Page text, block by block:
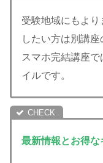
受験地域にもよ
したい方は別講座
スマホ完結講座
イルです。
最新情報とお得な